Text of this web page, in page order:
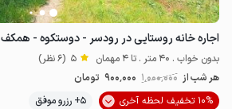
اجاره خانه روستایی در رودسر - دوستکوه - همکف
بدون خواب . 40 متر . تا 4 مهمان 5 (6 نظر)
هر شب از 1٬000٬000 900٬000 تومان
10% تخفیف لحظه آخری
5+ رزرو موفق